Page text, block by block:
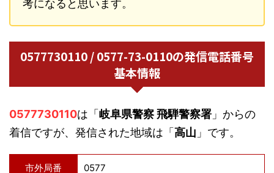
考になると思います。
0577730110 / 0577-73-0110の発信電話番号
基本情報
0577730110は「岐阜県警察 飛騨警察署 」からの
着信ですが、発信された地域は「高山 」です。
市外局番 0577